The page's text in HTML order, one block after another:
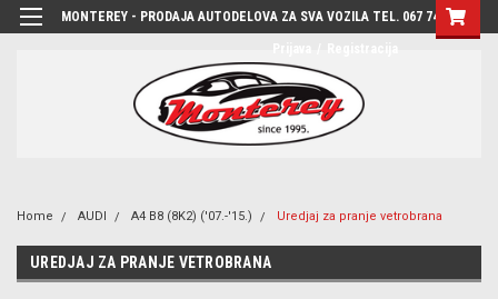
MONTEREY - PRODAJA AUTODELOVA ZA SVA VOZILA TEL. 067 7444-780
Home AUDI A4 B8 (8K2) ('07.-'15.) Uredjaj za pranje vetrobrana
UREDJAJ ZA PRANJE VETROBRANA